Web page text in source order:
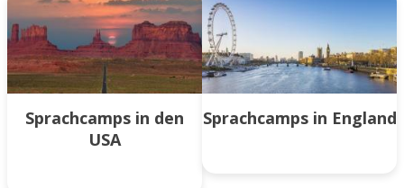
Sprachcamps in den
USA
Sprachcamps in England